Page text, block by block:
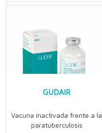
GUDAIR
Vacuna inactivada frente a la
paratuberculosis